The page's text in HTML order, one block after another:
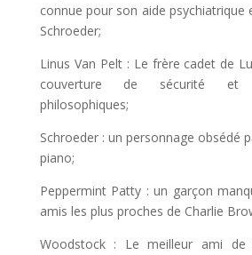
connue pour son aide psychiatrique
Schroeder;
Linus Van Pelt : Le frère cadet de
couverture de sécurité et
philosophiques;
Schroeder : un personnage obsédé
piano;
Peppermint Patty : un garçon
amis les plus proches de Charlie
Woodstock : Le meilleur ami de